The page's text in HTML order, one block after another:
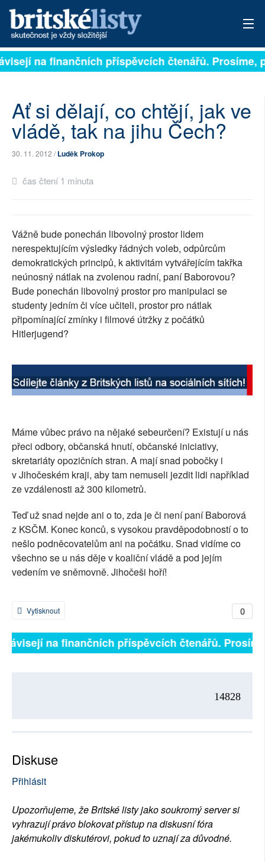
PŘIHLÁSIT
ARCHIV
ROZHOVORY
PŘÍSPĚVKY NA PROVOZ
SOCIÁLNÍ SÍTĚ
RUBRIKY
PLNÁ VERZE STRÁNEK
na finančních příspěvcích čtenářů. Prosíme,
Ať si dělají, co chtějí, jak ve
vládě, tak na jihu Čech?
30. 11. 2012 /Luděk Prokop
čas čtení 1 minuta
Vážně bude ponechán libovolný prostor lidem
nerespektujícím výsledky řádných voleb, odpůrcům
demokratických principů, k aktivitám vytvářejícím takřka
neúnosný nátlak na zvolenou radní, paní Baborovou?
Bude ponechán libovolný prostor pro manipulaci se
studenty jedním či více učiteli, prostor pro nátlak
připomínající zmínky i filmové útržky z počátků
Hitlerjugend?
Máme vůbec právo na nějaké sebeurčení? Existují u nás
přeci odbory, občanská hnutí, občanské iniciativy,
skretariáty opozičních stran. A mají snad pobočky i
v Jihočeském kraji, aby tam nemuseli jezdit lidi například
ze vzdálenosti až 300 kilometrů.
Teď už snad nejde ani o to, zda je či není paní Baborová
z KSČM. Konec konců, s vysokou pravděpodobností o to
nešlo podněcovatelům ani na počátku. Snad vidíme co
všechno se u nás děje v koaliční vládě a pod jejím
vedením ve sněmovně. Jihočeši hoří!
0
Vytisknout
na finančních příspěvcích čtenářů.
14828
Diskuse
Přihlásit
Upozorňujeme, že Britské listy jako soukromý server si
vyhrazují právo blokovat přístup na diskusní fóra
jakémukoliv diskutérovi, pokud to uznají za důvodné.